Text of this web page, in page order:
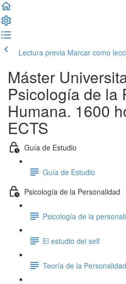
Lectura previa Marcar como
Máster
Psicología de la
Humana. 1600
ECTS
Guía de Estudio
Guía de Estudio
Psicología de la Personalidad
Psicología de la
El estudio del self
Teoría de la